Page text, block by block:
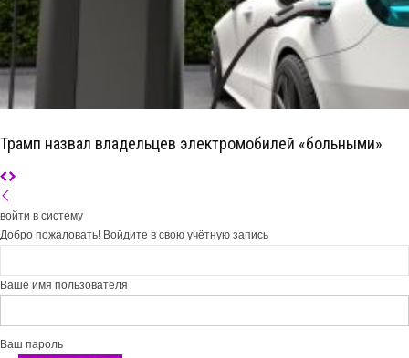
Трамп назвал владельцев электромобилей «больными»
войти в систему
Добро пожаловать! Войдите в свою учётную запись
Ваше имя пользователя
Ваш пароль